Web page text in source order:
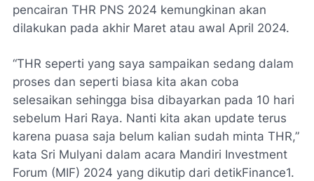
pencairan THR PNS 2024 kemungkinan akan
dilakukan pada akhir Maret atau awal April 2024.
“THR seperti yang saya sampaikan sedang dalam
proses dan seperti biasa kita akan coba
selesaikan sehingga bisa dibayarkan pada 10 hari
sebelum Hari Raya. Nanti kita akan update terus
karena puasa saja belum kalian sudah minta THR,”
kata Sri Mulyani dalam acara Mandiri Investment
Forum (MIF) 2024 yang dikutip dari detikFinance1.